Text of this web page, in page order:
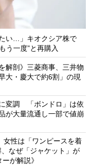
い…」キオクシア株で
う一度”と再購入
解剖》三菱商事、三井物
大・慶大で約6割」の現
変調 「ボンドロ」は依
が大量流通し一部で値崩
性は「ワンピースを着
なぜ「ジャケット」が
が解説》